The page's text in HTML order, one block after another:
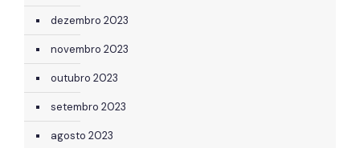
dezembro 2023
novembro 2023
outubro 2023
setembro 2023
agosto 2023